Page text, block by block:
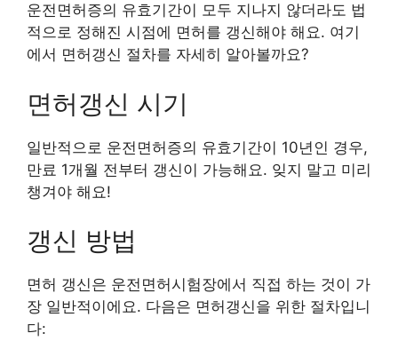
운전면허증의 유효기간이 모두 지나지 않더라도 법
적으로 정해진 시점에 면허를 갱신해야 해요. 여기
에서 면허갱신 절차를 자세히 알아볼까요?
면허갱신 시기
일반적으로 운전면허증의 유효기간이 10년인 경우,
만료 1개월 전부터 갱신이 가능해요. 잊지 말고 미리
챙겨야 해요!
갱신 방법
면허 갱신은 운전면허시험장에서 직접 하는 것이 가
장 일반적이에요. 다음은 면허갱신을 위한 절차입니
다: